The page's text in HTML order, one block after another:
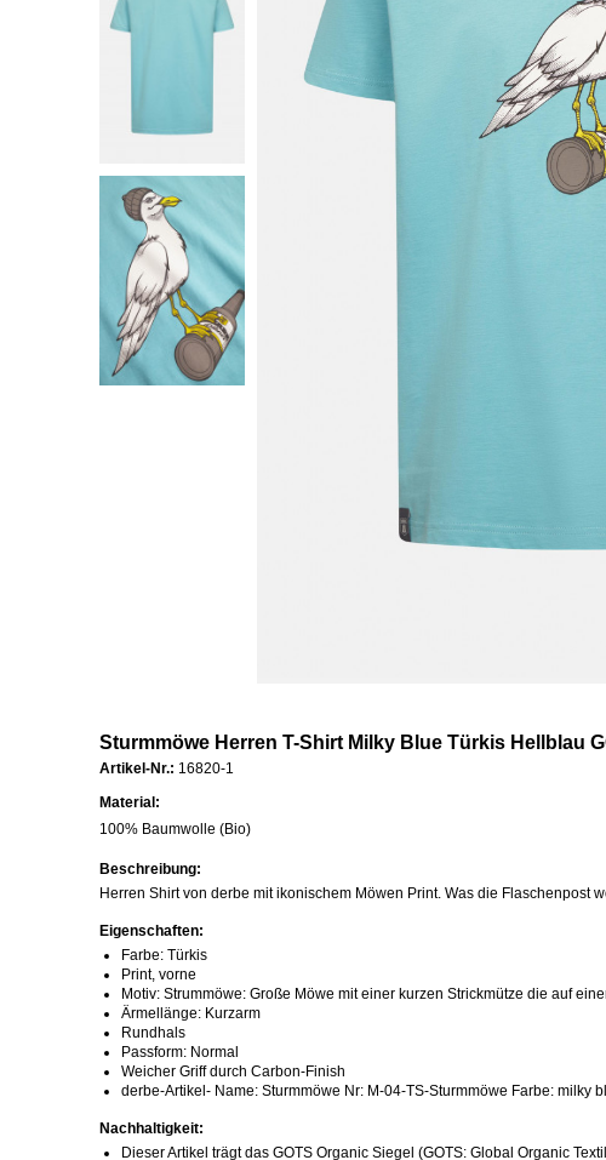
Sturmmöwe Herren T-Shirt Milky Blue Türkis Hellblau
Artikel-Nr.: 16820-1
Material:
100% Baumwolle (Bio)
Beschreibung:
Herren Shirt von derbe mit ikonischem Möwen Print. Was die Flaschenpost
Eigenschaften:
Farbe: Türkis
Print, vorne
Motiv: Strummöwe: Große Möwe mit einer kurzen Strickmütze die auf
Ärmellänge: Kurzarm
Rundhals
Passform: Normal
Weicher Griff durch Carbon-Finish
derbe-Artikel- Name: Sturmmöwe Nr: M-04-TS-Sturmmöwe Farbe: milky
Nachhaltigkeit:
Dieser Artikel trägt das GOTS Organic Siegel (GOTS: Global Organic